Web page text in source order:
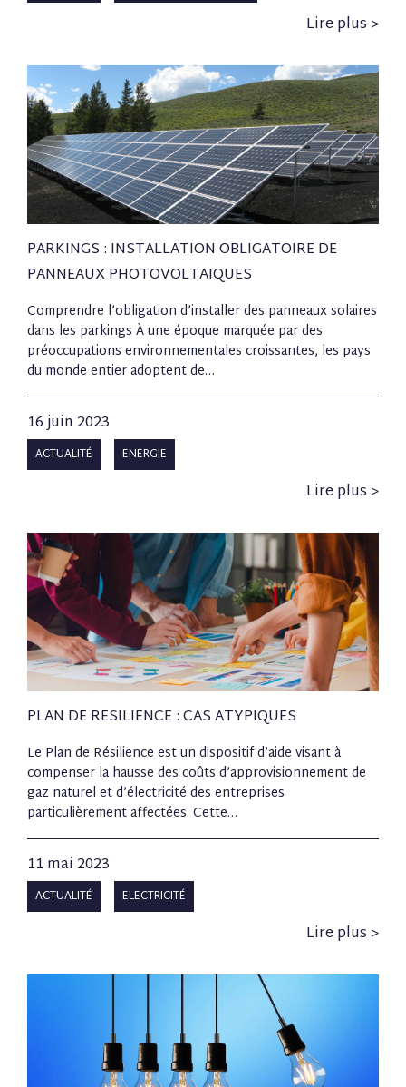
Lire plus >
PARKINGS : INSTALLATION OBLIGATOIRE DE
PANNEAUX PHOTOVOLTAIQUES
Comprendre l’obligation d’installer des panneaux solaires
dans les parkings À une époque marquée par des
préoccupations environnementales croissantes, les pays
du monde entier adoptent de…
16 juin 2023
ACTUALITÉ ENERGIE
Lire plus >
PLAN DE RESILIENCE : CAS ATYPIQUES
Le Plan de Résilience est un dispositif d’aide visant à
compenser la hausse des coûts d’approvisionnement de
gaz naturel et d’électricité des entreprises
particulièrement affectées. Cette…
11 mai 2023
ACTUALITÉ ELECTRICITÉ
Lire plus >